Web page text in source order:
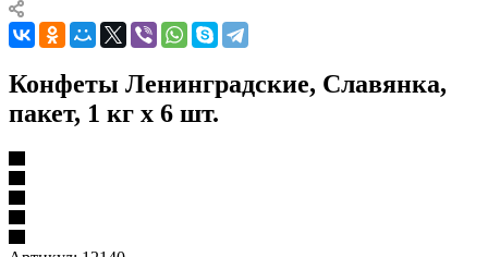
Конфеты Ленинградские, Славянка,
пакет, 1 кг х 6 шт.